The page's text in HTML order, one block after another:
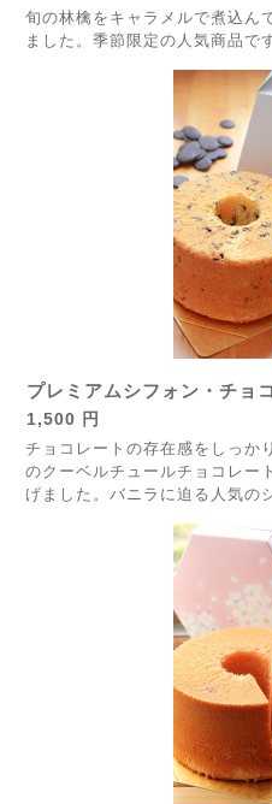
旬の林檎をキャラメルで煮込ん
ました。季節限定の人気商品で
プレミアムシフォン・チョ
1,500 円
チョコレートの存在感をしっか
のクーベルチュールチョコレー
げました。バニラに迫る人気の